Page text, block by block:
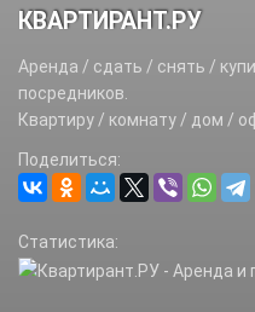
КВАРТИРАНТ.РУ
Аренда / сдать / снять /
посредников.
Квартиру / комнату / дом /
Поделиться:
Статистика: